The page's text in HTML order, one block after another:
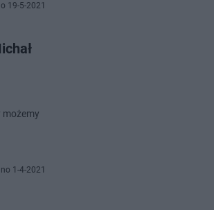
19-5-2021
możemy
1-4-2021